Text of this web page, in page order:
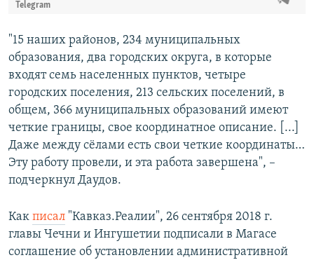
Telegram
"15 наших районов, 234 муниципальных
образования, два городских округа, в которые
входят семь населенных пунктов, четыре
городских поселения, 213 сельских поселений, в
общем, 366 муниципальных образований имеют
четкие границы, свое координатное описание. [...]
Даже между сёлами есть свои четкие координаты…
Эту работу провели, и эта работа завершена", –
подчеркнул Даудов.
Как писал "Кавказ.Реалии", 26 сентября 2018 г.
главы Чечни и Ингушетии подписали в Магасе
соглашение об установлении административной